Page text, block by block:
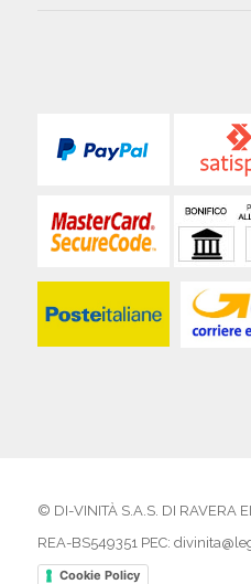
© DI-VINITÀ S.A.S. DI RAVERA
REA-BS549351 PEC:
Cookie Policy